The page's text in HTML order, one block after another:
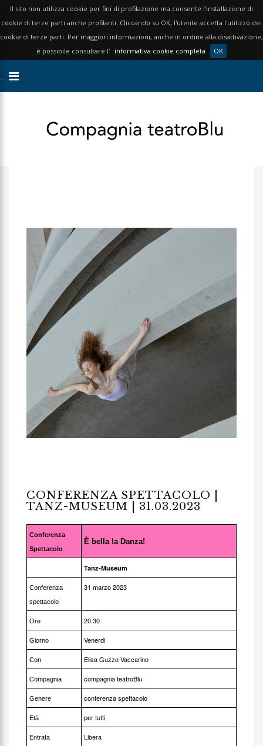
Il sito non utilizza cookie per fini di profilazione ma consente l'installazione di
cookie di terze parti anche profilanti. Cliccando su OK, l'utente accetta l'utilizzo dei
cookie di terze parti. Per maggiori informazioni, anche in ordine alla disattivazione,
è possibile consultare l' informativa cookie completa OK
CONFERENZA SPETTACOLO |
TANZ-MUSEUM | 31.03.2023
Conferenza
Spettacolo
È bella la Danza!
Tanz-Museum
Conferenza
spettacolo
31 marzo 2023
Ore 20.30
Giorno Venerdì
Con Elisa Guzzo Vaccarino
Compagnia compagnia teatroBlu
Genere conferenza spettacolo
Età per tutti
Entrata Libera